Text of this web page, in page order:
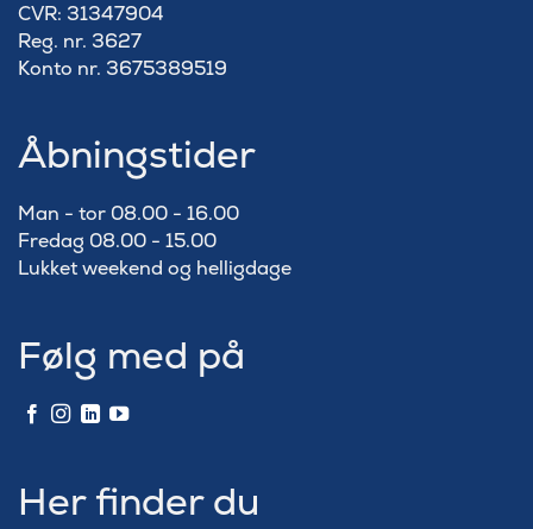
​CVR: 31347904
Reg. nr. 3627
Konto nr. 3675389519
Åbningstider
Man - tor 08.00 - 16.00
Fredag 08.00 - 15.00
Lukket weekend og helligdage
Følg med på
Her finder du